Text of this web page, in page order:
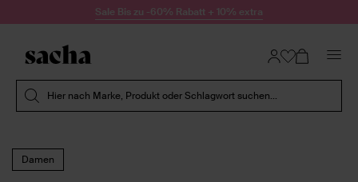
Zum Inhalt springenSale Bis zu -60% Rabatt + 10% extra
Hier nach Marke, Produkt oder Schlagwort suchen...
Damen